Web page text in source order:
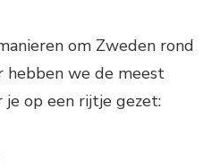
om Zweden rond
hebben we de meest
op een rijtje gezet: